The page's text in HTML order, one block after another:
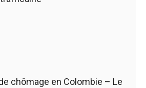
chômage en Colombie – Le